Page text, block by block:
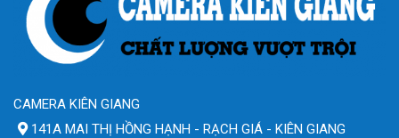
CAMERA KIÊN GIANG
141A MAI THỊ HỒNG HẠNH - RẠCH GIÁ - KIÊN GIANG